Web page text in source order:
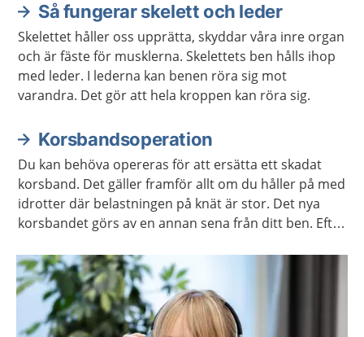
Så fungerar skelett och leder
Skelettet håller oss upprätta, skyddar våra inre organ
och är fäste för musklerna. Skelettets ben hålls ihop
med leder. I lederna kan benen röra sig mot
varandra. Det gör att hela kroppen kan röra sig.
Korsbandsoperation
Du kan behöva opereras för att ersätta ett skadat
korsband. Det gäller framför allt om du håller på med
idrotter där belastningen på knät är stor. Det nya
korsbandet görs av en annan sena från ditt ben. Efter